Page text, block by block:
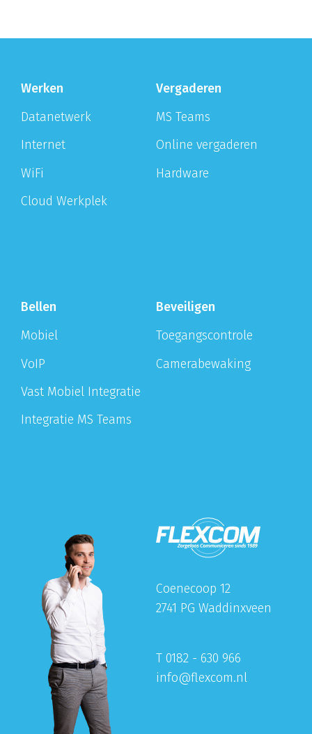
Werken
Datanetwerk
Internet
WiFi
Cloud Werkplek
Vergaderen
MS Teams
Online vergaderen
Hardware
Bellen
Mobiel
VoIP
Vast Mobiel Integratie
Integratie MS Teams
Beveiligen
Toegangscontrole
Camerabewaking
Coenecoop 12
2741 PG Waddinxveen
T 0182 - 630 966
info@flexcom.nl